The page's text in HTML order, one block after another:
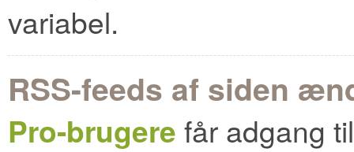
variabel.
RSS-feeds af siden
Pro-brugere får adgang